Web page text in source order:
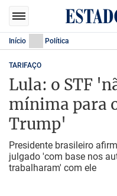
Início Política
TARIFAÇO
Lula: o STF
mínima para
Trump'
Presidente brasileiro
julgado 'com base nos
trabalharam' com ele